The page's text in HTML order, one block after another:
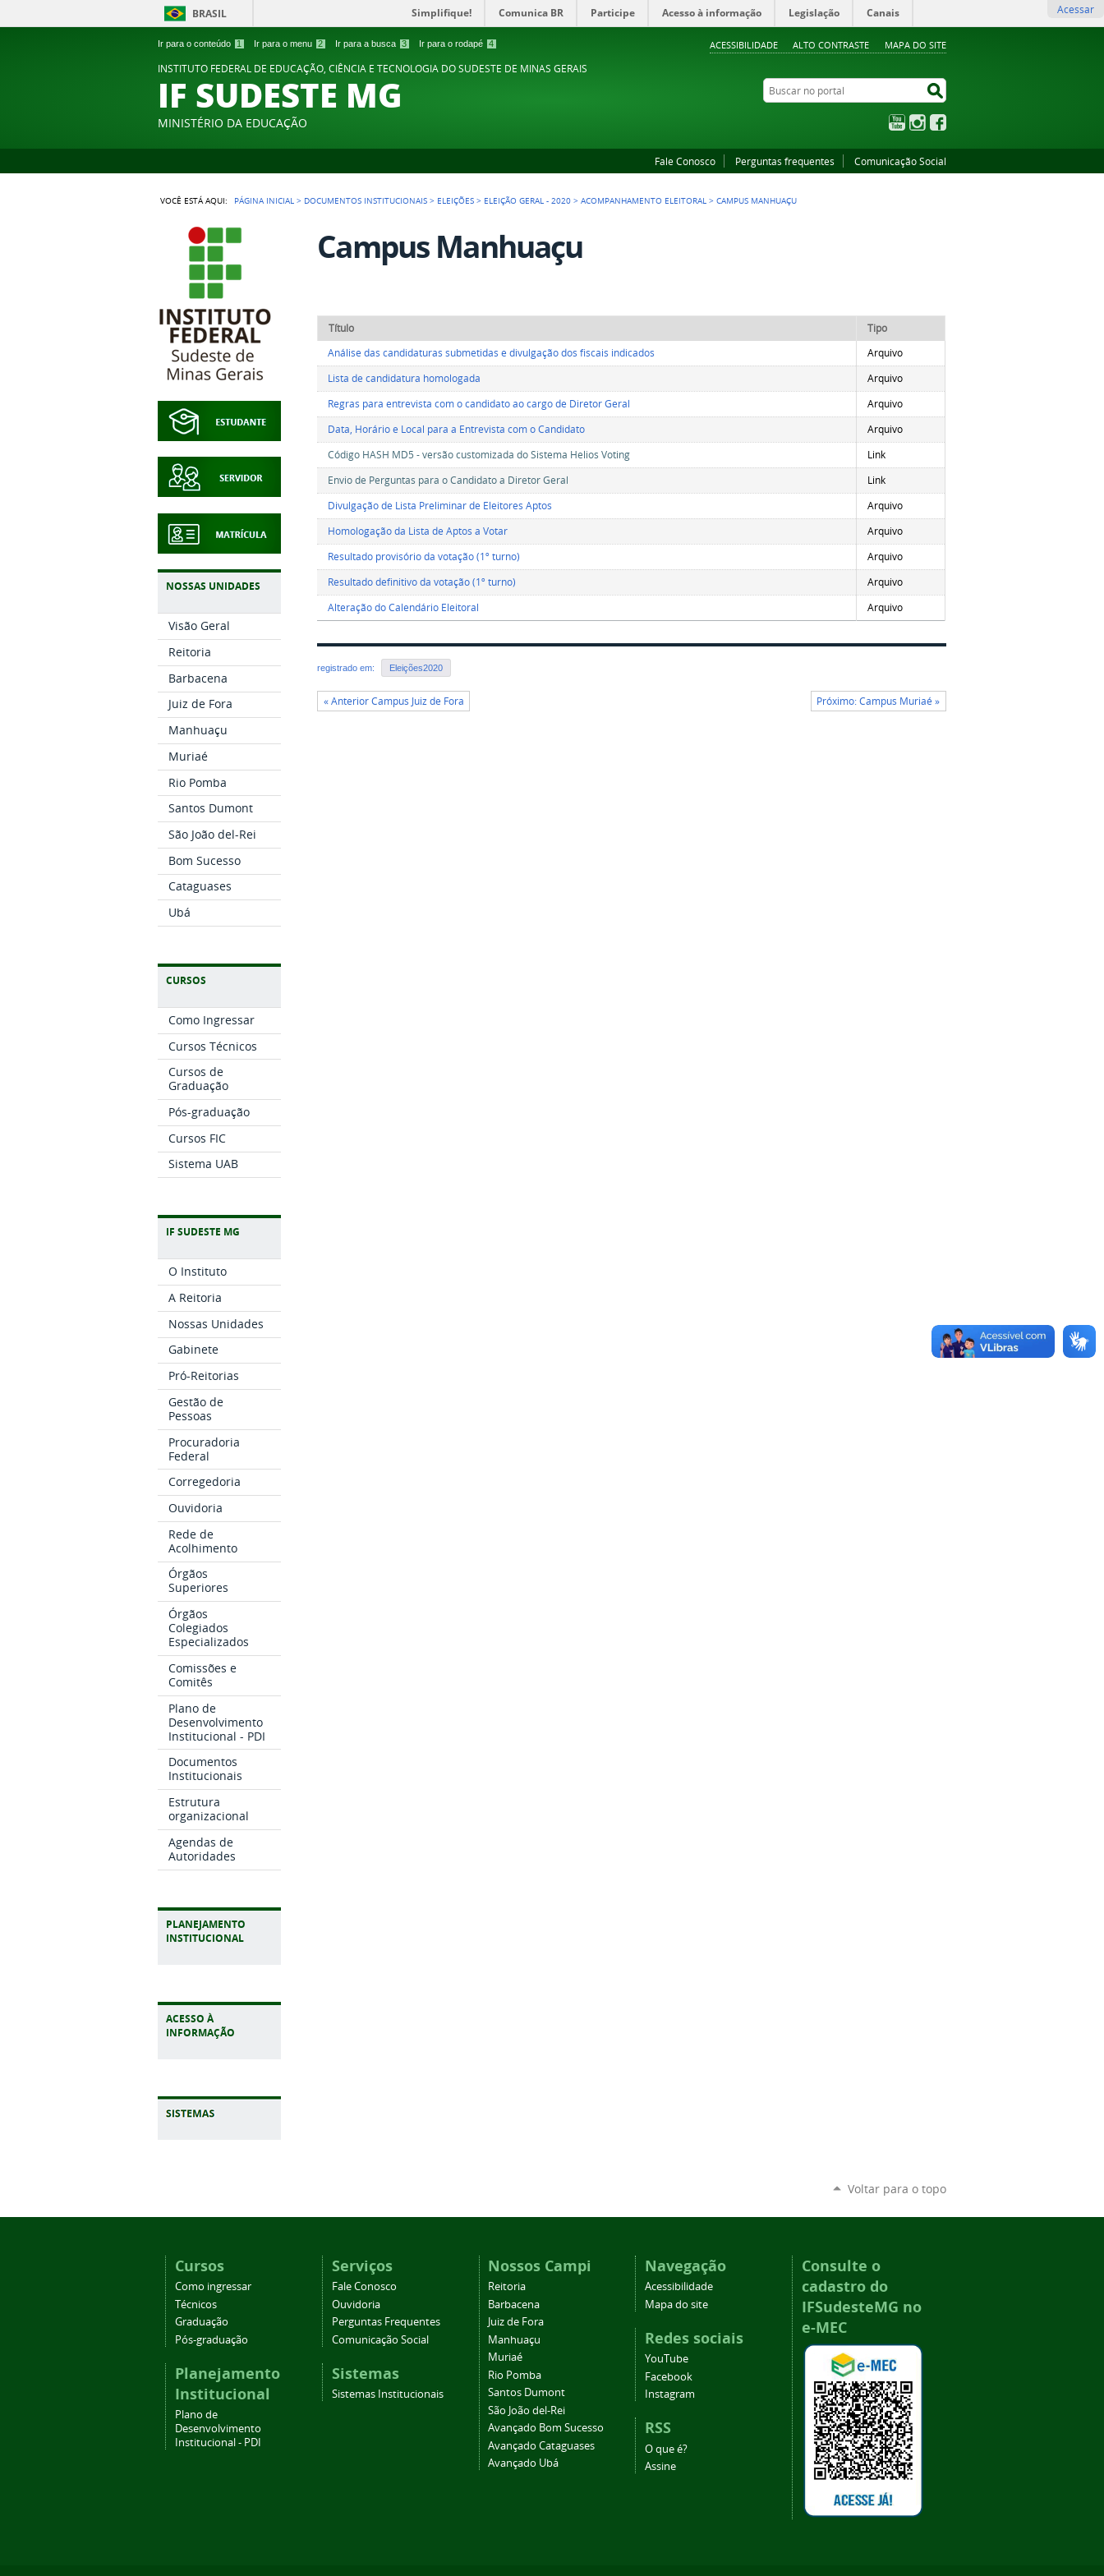
Ir para o conteúdo 1 Ir para o menu 2 Ir para a busca 3 Ir para o rodapé 4 ACESSIBILIDADE ALTO CONTRASTE MAPA DO SITE
BRASIL Simplifique! Comunica BR Participe Acesso à informação Legislação Canais Acessar
INSTITUTO FEDERAL DE EDUCAÇÃO, CIÊNCIA E TECNOLOGIA DO SUDESTE DE MINAS GERAIS
IF SUDESTE MG
MINISTÉRIO DA EDUCAÇÃO
Buscar no portal
YouTubeInstagram
Fale Conosco Perguntas frequentes Comunicação Social
VOCÊ ESTÁ AQUI: PÁGINA INICIAL > DOCUMENTOS INSTITUCIONAIS > ELEIÇÕES > ELEIÇÃO GERAL - 2020 >ACOMPANHAMENTO ELEITORAL >CAMPUS MANHUAÇU
NOSSAS UNIDADES
Visão Geral
Reitoria
Barbacena
Juiz de Fora
Manhuaçu
Muriaé
Rio Pomba
Santos Dumont
São João del-Rei
Bom Sucesso
Cataguases
Ubá
CURSOS
Como Ingressar
Cursos Técnicos
Cursos de
Graduação
Pós-graduação
Cursos FIC
Sistema UAB
IF SUDESTE MG
O Instituto
A Reitoria
Nossas Unidades
Gabinete
Pró-Reitorias
Gestão de
Pessoas
Procuradoria
Federal
Corregedoria
Ouvidoria
Rede de
Acolhimento
Órgãos
Superiores
Órgãos
Colegiados
Especializados
Comissões e
Comitês
Plano de
Desenvolvimento
Institucional - PDI
Documentos
Institucionais
Estrutura
organizacional
Agendas de
Autoridades
PLANEJAMENTO
INSTITUCIONAL
ACESSO À
INFORMAÇÃO
Campus Manhuaçu
Título
Tipo
Análise das candidaturas submetidas e divulgação dos fiscais indicados
Arquivo
Lista de candidatura homologada
Arquivo
Regras para entrevista com o candidato ao cargo de Diretor Geral
Arquivo
Data, Horário e Local para a Entrevista com o Candidato
Arquivo
Código HASH MD5 - versão customizada do Sistema Helios Voting
Link
Envio de Perguntas para o Candidato a Diretor Geral
Link
Divulgação de Lista Preliminar de Eleitores Aptos
Arquivo
Homologação da Lista de Aptos a Votar
Arquivo
Resultado provisório da votação (1º turno)
Arquivo
Resultado definitivo da votação (1º turno)
Arquivo
Alteração do Calendário Eleitoral
Arquivo
registrado em: Eleições2020
« Anterior Campus Juiz de Fora Próximo: Campus Muriaé »
Voltar para o topo
Cursos
Como ingressar
Técnicos
Graduação
Pós-graduação
Planejamento
Institucional
Plano de
Desenvolvimento
Institucional - PDI
Serviços
Fale Conosco
Ouvidoria
Perguntas Frequentes
Comunicação Social
Sistemas
Sistemas Institucionais
Nossos Campi
Reitoria
Barbacena
Juiz de Fora
Manhuaçu
Muriaé
Rio Pomba
Santos Dumont
São João del-Rei
Avançado Bom Sucesso
Avançado Cataguases
Avançado Ubá
Navegação
Acessibilidade
Mapa do site
Redes sociais
YouTube
Facebook
Instagram
RSS
O que é?
Assine
Consulte o
cadastro do
IFSudesteMG no
e-MEC